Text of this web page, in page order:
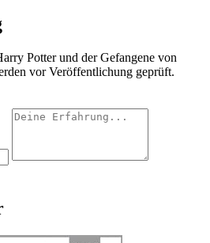
Potter und der Gefangene von
vor Veröffentlichung geprüft.